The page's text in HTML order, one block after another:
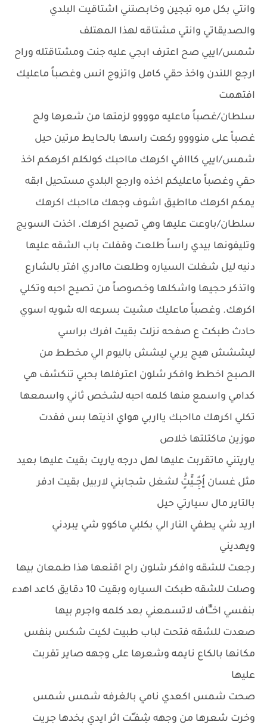
وانتي بكل مره تبجين وخابصتني اشتاقيت البلدي
والصديقاتي وانتي مشتاقه لهذا المهتلف
شمس/اييي صح اعترف ابجي عليه جنت ومشتاقتله وراح
ارجع اللندن واخذ حقي كامل واتزوج انس وغصباً ماعليك
افتهمت
سلطان/غصباً ماعليه موووو لزمتها من شعرها ولج
غصباً على منوووو ركعت راسها بالحايط مرتين حيل
شمس/اييي كااافي اكرهك مااحبك كولكلم اكرهكم اخذ
حقي وغصباً ماعليكم اخذه وارجع البلدي مستحيل ابقه
يمكم اكرهك مااطيق اشوف وجهك مااحبك اكرهك
سلطان/باوعت عليها وهي تصيح اكرهك. اخذت السويج
وتليفونها بيدي راساً طلعت وقفلت باب الشقه عليها
دنيه ليل شغلت السياره وطلعت ماادري افتر بالشارع
واتذكر حجيها واشكلها وخصوصاً من تصيح احبه وتكلي
اكرهك. وغصباً ماعليك مشيت بسرعه اله شويه اسوي
حادث طبكت ع صفحه نزلت بقيت افرك براسي
ليششش هيج يربي ليشش باليوم الي مخطط من
الصبح اخطط وافكر شلون اعترفلها بحبي تنكشف هي
كدامي واسمع منها كلمه احبه لشخص ثاني واسمعها
تكلي اكرهك مااحبك يااربي هواي اذيتها بس فقدت
موزين ماكتلتها خلاص
ياريتني ماتقربت عليها لهل درجه ياريت بقيت عليها بعيد
مثل غسان اٍُِجٌِــيٍّتٍُْ لشغل شجابني لاربيل بقيت ادفر
بالتاير مال سيارتي حيل
اريد شي يطفي النار الي بكلبي ماكوو شي يبردني
ويهديني
رجعت للشقه وافكر شلون راح اقنعها هذا طمعان بيها
وصلت للشقه طبكت السياره وبقيت 10 دقايق كاعد اهدء
بنفسي اخــّّـّّاف لاتسمعني بعد كلمه واجرم بيها
صعدت للشقه فتحت لباب طبيت لكيت شكس بنفس
مكانها بالكاع نايمه وشعرها على وجهه صاير تقربت
عليها
صحت شمس اكعدي نامي بالغرفه شمس شمس
وخرت شعرها من وجهه شِفـٍـْت اثر ايدي بخدها جريت